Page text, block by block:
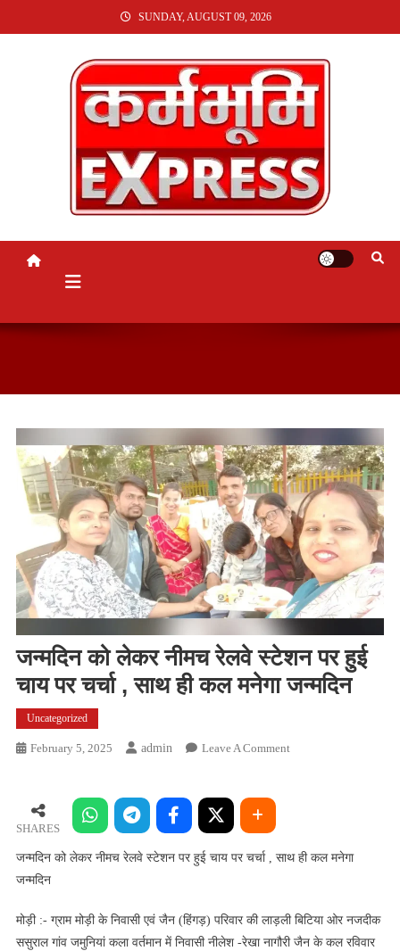
TO
SUNDAY, AUGUST 09, 2026
KARMABHUMI EXPRESS
जन्मदिन को लेकर नीमच रेलवे स्टेशन पर हुई
चाय पर चर्चा , साथ ही कल मनेगा जन्मदिन
Uncategorized
February 5, 2025 Admin Leave A CommentOn
रेलवे
हुई
SHARES
जन्मदिन को लेकर नीमच रेलवे स्टेशन पर हुई चाय पर चर्चा , साथ ही कल मनेगा
जन्मदिन
मोड़ी :- ग्राम मोड़ी के निवासी एवं जैन (हिंगड़) परिवार की लाड़ली बिटिया ओर नजदीक
ससुराल गांव जमुनियां कला वर्तमान में निवासी नीलेश -रेखा नागौरी जैन के कल रविवार